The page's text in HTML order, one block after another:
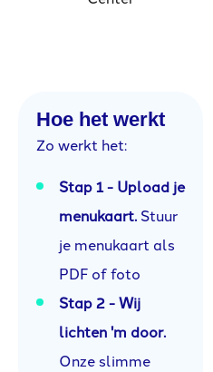
Hoe het werkt
Zo werkt het:
Stap 1 - Upload je
menukaart. Stuur
je menukaart als
PDF of foto
Stap 2 - Wij
lichten 'm door.
Onze slimme